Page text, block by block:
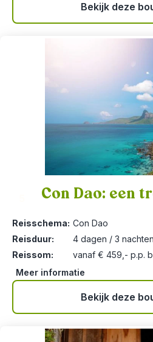
Bekijk deze
Con Dao: een
Reisschema: Con Dao
Reisduur:
4 dagen / 3 nachten
Reissom:
vanaf € 459,- p.p.
Meer informatie
Bekijk deze